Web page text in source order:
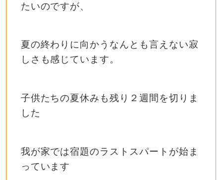
たいのですが、
夏の終わりに向かうなんとも言えない寂
しさも感じています。
子供たちの夏休みも残り２週間を切りま
した
我が家では宿題のラストスパートが始ま
っています